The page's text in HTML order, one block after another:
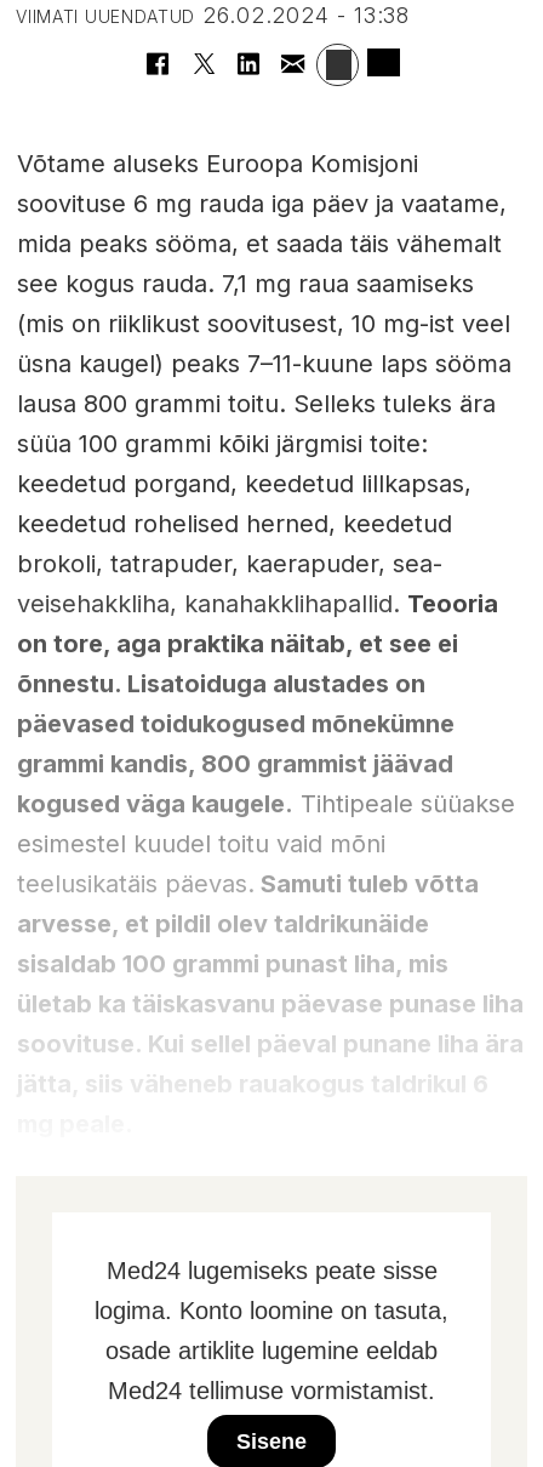
VIIMATI UUENDATUD 26.02.2024 - 13:38
Võtame aluseks Euroopa Komisjoni
soovituse 6 mg rauda iga päev ja vaatame,
mida peaks sööma, et saada täis vähemalt
see kogus rauda. 7,1 mg raua saamiseks
(mis on riiklikust soovitusest, 10 mg-ist veel
üsna kaugel) peaks 7–11-kuune laps sööma
lausa 800 grammi toitu. Selleks tuleks ära
süüa 100 grammi kõiki järgmisi toite:
keedetud porgand, keedetud lillkapsas,
keedetud rohelised herned, keedetud
brokoli, tatrapuder, kaerapuder, sea-
veisehakkliha, kanahakklihapallid. Teooria
on tore, aga praktika näitab, et see ei
õnnestu. Lisatoiduga alustades on
päevased toidukogused mõnekümne
grammi kandis, 800 grammist jäävad
kogused väga kaugele. Tihtipeale süüakse
esimestel kuudel toitu vaid mõni
teelusikatäis päevas. Samuti tuleb võtta
arvesse, et pildil olev taldrikunäide
sisaldab 100 grammi punast liha, mis
ületab ka täiskasvanu päevase punase liha
soovituse. Kui sellel päeval punane liha ära
jätta, siis väheneb rauakogus taldrikul 6
Med24 lugemiseks peate sisse
logima. Konto loomine on tasuta,
osade artiklite lugemine eeldab
Med24 tellimuse vormistamist.
Sisene